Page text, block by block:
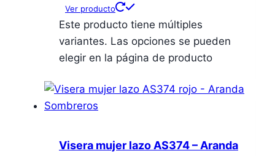
Ver producto
Este producto tiene múltiples
variantes. Las opciones se pueden
elegir en la página de producto
Visera mujer lazo AS374 – Aranda